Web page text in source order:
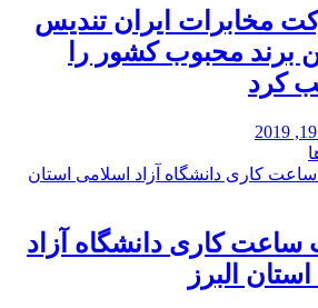
مخابرات ایران تندیس
برند محبوب کشور را
کرد
ساعت کاری دانشگاه آزاد
البرز